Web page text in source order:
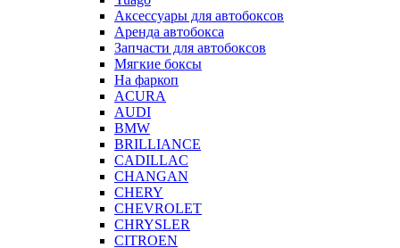
Аксессуары для автобоксов
Аренда автобокса
Запчасти для автобоксов
Мягкие боксы
На фаркоп
ACURA
AUDI
BMW
BRILLIANCE
CADILLAC
CHANGAN
CHERY
CHEVROLET
CHRYSLER
CITROEN